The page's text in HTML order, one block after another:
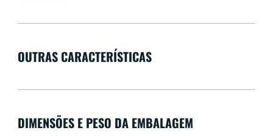
OUTRAS CARACTERÍSTICAS
DIMENSÕES E PESO DA EMBALAGEM